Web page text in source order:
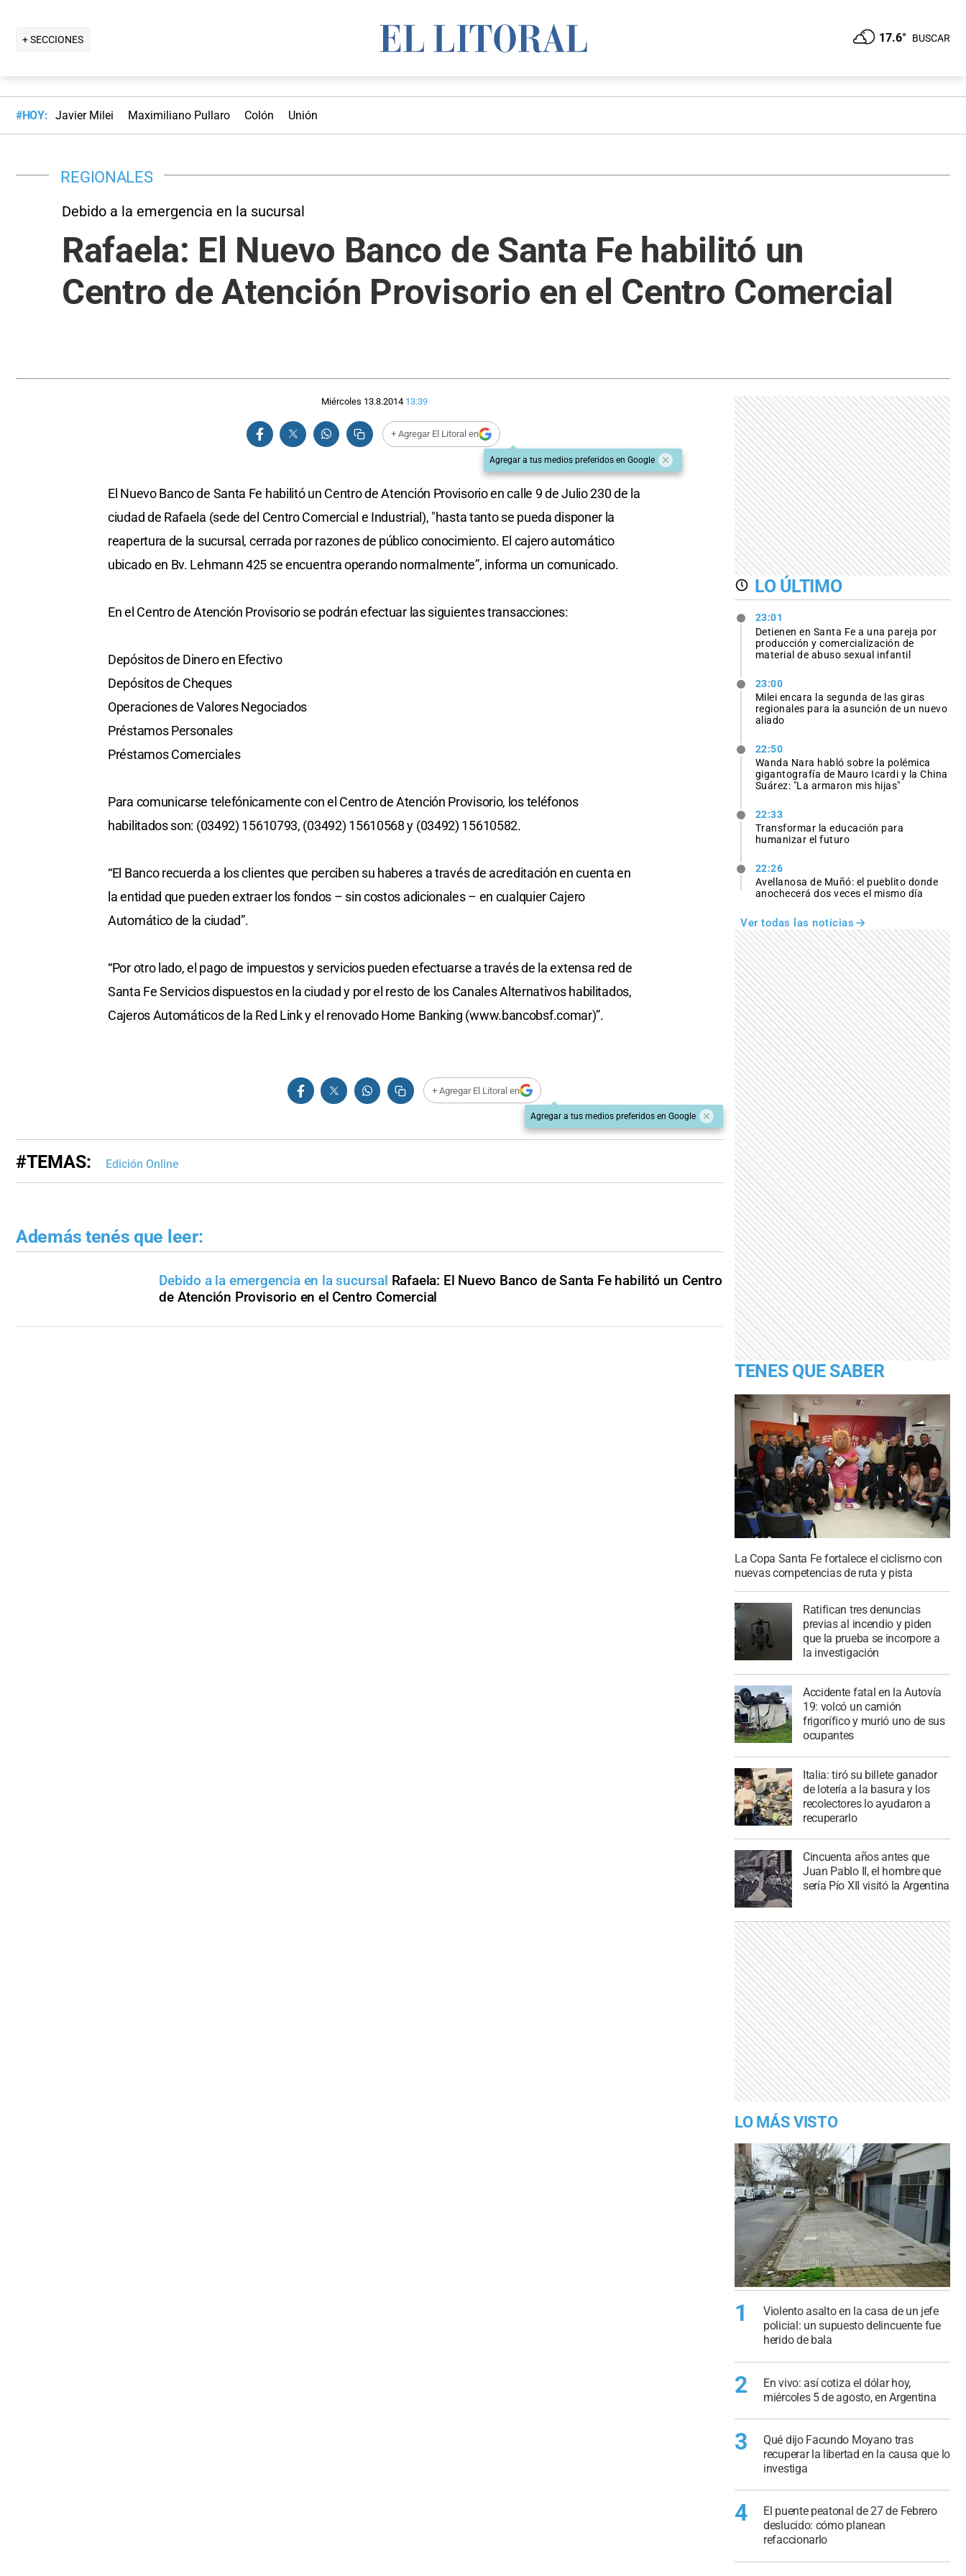
+ SECCIONES 17.6° BUSCAR
#HOY: Javier Milei Maximiliano Pullaro Colón Unión
REGIONALES
Debido a la emergencia en la sucursal
Rafaela: El Nuevo Banco de Santa Fe habilitó un
Centro de Atención Provisorio en el Centro Comercial
Miércoles 13.8.2014 13:39
+ Agregar El Litoral en
Agregar a tus medios preferidos en Google
El Nuevo Banco de Santa Fe habilitó un Centro de Atención Provisorio en calle 9 de Julio 230 de la
ciudad de Rafaela (sede del Centro Comercial e Industrial), "hasta tanto se pueda disponer la
reapertura de la sucursal, cerrada por razones de público conocimiento. El cajero automático
ubicado en Bv. Lehmann 425 se encuentra operando normalmente”, informa un comunicado.
En el Centro de Atención Provisorio se podrán efectuar las siguientes transacciones:
Depósitos de Dinero en Efectivo
Depósitos de Cheques
Operaciones de Valores Negociados
Préstamos Personales
Préstamos Comerciales
Para comunicarse telefónicamente con el Centro de Atención Provisorio, los teléfonos
habilitados son: (03492) 15610793, (03492) 15610568 y (03492) 15610582.
“El Banco recuerda a los clientes que perciben su haberes a través de acreditación en cuenta en
la entidad que pueden extraer los fondos – sin costos adicionales – en cualquier Cajero
Automático de la ciudad”.
“Por otro lado, el pago de impuestos y servicios pueden efectuarse a través de la extensa red de
Santa Fe Servicios dispuestos en la ciudad y por el resto de los Canales Alternativos habilitados,
Cajeros Automáticos de la Red Link y el renovado Home Banking (www.bancobsf.comar)”.
+ Agregar El Litoral en
Agregar a tus medios preferidos en Google
#TEMAS: Edición Online
Además tenés que leer:
Debido a la emergencia en la sucursal Rafaela: El Nuevo Banco de Santa Fe habilitó un Centro
de Atención Provisorio en el Centro Comercial
LO ÚLTIMO
23:01
Detienen en Santa Fe a una pareja por
producción y comercialización de
material de abuso sexual infantil
23:00
Milei encara la segunda de las giras
regionales para la asunción de un nuevo
aliado
22:50
Wanda Nara habló sobre la polémica
gigantografía de Mauro Icardi y la China
Suárez: "La armaron mis hijas"
22:33
Transformar la educación para
humanizar el futuro
22:26
Avellanosa de Muñó: el pueblito donde
anochecerá dos veces el mismo día
Ver todas las noticias
TENES QUE SABER
La Copa Santa Fe fortalece el ciclismo con
nuevas competencias de ruta y pista
Ratifican tres denuncias
previas al incendio y piden
que la prueba se incorpore a
la investigación
Accidente fatal en la Autovía
19: volcó un camión
frigorífico y murió uno de sus
ocupantes
Italia: tiró su billete ganador
de lotería a la basura y los
recolectores lo ayudaron a
recuperarlo
Cincuenta años antes que
Juan Pablo II, el hombre que
sería Pío XII visitó la Argentina
LO MÁS VISTO
1
Violento asalto en la casa de un jefe
policial: un supuesto delincuente fue
herido de bala
2
En vivo: así cotiza el dólar hoy,
miércoles 5 de agosto, en Argentina
3
Qué dijo Facundo Moyano tras
recuperar la libertad en la causa que lo
investiga
4
El puente peatonal de 27 de Febrero
deslucido: cómo planean
refaccionarlo